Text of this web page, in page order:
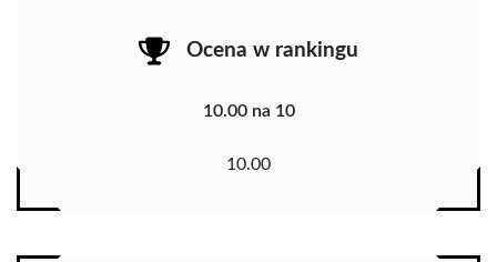
Ocena w rankingu
10.00 na 10
10.00